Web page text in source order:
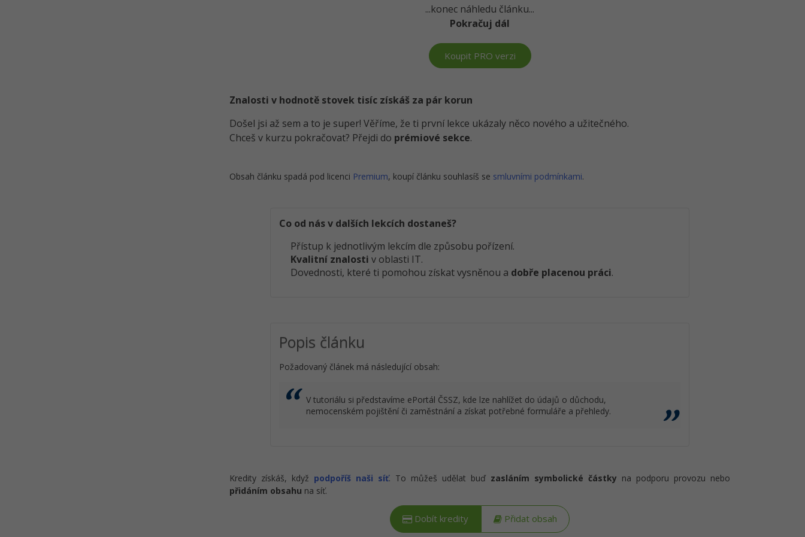
...konec náhledu článku...
Pokračuj dál
Koupit PRO verzi
Znalosti v hodnotě stovek tisíc získáš za pár korun
Došel jsi až sem a to je super! Věříme, že ti první lekce ukázaly něco nového a užitečného.
Chceš v kurzu pokračovat? Přejdi do prémiové sekce.
Obsah článku spadá pod licenci Premium, koupí článku souhlasíš se smluvními podmínkami.
Co od nás v dalších lekcích dostaneš?
Přístup k jednotlivým lekcím dle způsobu pořízení.
Kvalitní znalosti v oblasti IT.
Dovednosti, které ti pomohou získat vysněnou a dobře placenou práci.
Popis článku
Požadovaný článek má následující obsah:
V tutoriálu si představíme ePortál ČSSZ, kde lze nahlížet do údajů o důchodu,
nemocenském pojištění či zaměstnání a získat potřebné formuláře a přehledy.
Kredity získáš, když podpoříš naši síť. To můžeš udělat buď zasláním symbolické částky na podporu provozu nebo
přidáním obsahu na síť.
Dobít kredity Přidat obsah